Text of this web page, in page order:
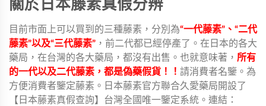
關於日本藤素真假分辨
目前市面上可以買到的三種藤素，分別為“一代藤素”、“二代
藤素”以及“三代藤素” ，前二代都已經停產了。在日本的各大
藥局，在台灣的各大藥局，都沒有出售。也就意味著， 所有
的一代以及二代藤素，都是偽藥假貨！！ 請消費者名鑒。為
方便消費者鑒定藤素。 日本藤素官方聯合久愛藥局開設了
【 日本藤素真假查詢】台灣全國唯一鑒定系統。連結：